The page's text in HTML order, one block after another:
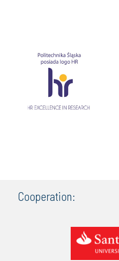
Cooperation: